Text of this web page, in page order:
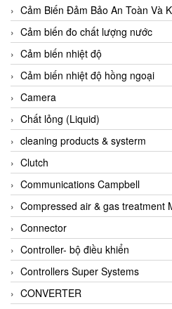
AINUO Vietnam
AIR MAJOR
Aira Euro Automation
Airtac Vietnam
Airtec Vietnam
AI-Tek Vietnam
Akerstroms Viet Nam
AKO Armaturen &
AKO Armaturen &
AKUSENSE
ALA OFFICINE SPA
Albrecht-Automatik Viet Nam
Allen Bradley Vietnam
Alpha Moisture Vietnam
Cảm Biến Đảm Bảo An Toàn Và
Cảm biến đo chất lượng nước
Cảm biến nhiệt độ
Cảm biến nhiệt độ hồng ngoại
Camera
Chất lỏng (Liquid)
cleaning products & systerm
Clutch
Communications Campbell
Compressed air & gas treatment
Connector
Controller- bộ điều khiển
Controllers Super Systems
CONVERTER